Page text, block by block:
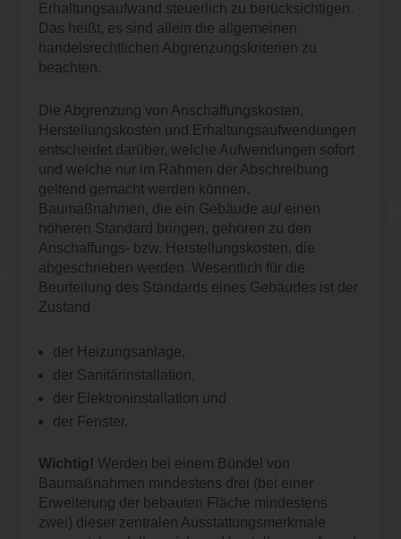
Erhaltungsaufwand steuerlich zu berücksichtigen.
Das heißt, es sind allein die allgemeinen
handelsrechtlichen Abgrenzungskriterien zu
beachten.
Die Abgrenzung von Anschaffungskosten,
Herstellungskosten und Erhaltungsaufwendungen
entscheidet darüber, welche Aufwendungen sofort
und welche nur im Rahmen der Abschreibung
geltend gemacht werden können.
Baumaßnahmen, die ein Gebäude auf einen
höheren Standard bringen, gehören zu den
Anschaffungs- bzw. Herstellungskosten, die
abgeschrieben werden. Wesentlich für die
Beurteilung des Standards eines Gebäudes ist der
Zustand
der Heizungsanlage,
der Sanitärinstallation,
der Elektroninstallation und
der Fenster.
Wichtig! Werden bei einem Bündel von
Baumaßnahmen mindestens drei (bei einer
Erweiterung der bebauten Fläche mindestens
zwei) dieser zentralen Ausstattungsmerkmale